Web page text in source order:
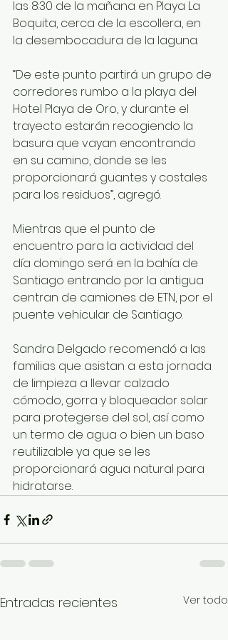
las 8:30 de la mañana en Playa La
Boquita, cerca de la escollera, en
la desembocadura de la laguna.
“De este punto partirá un grupo de
corredores rumbo a la playa del
Hotel Playa de Oro, y durante el
trayecto estarán recogiendo la
basura que vayan encontrando
en su camino, donde se les
proporcionará guantes y costales
para los residuos”, agregó.
Mientras que el punto de
encuentro para la actividad del
día domingo será en la bahía de
Santiago entrando por la antigua
centran de camiones de ETN, por el
puente vehicular de Santiago.
Sandra Delgado recomendó a las
familias que asistan a esta jornada
de limpieza a llevar calzado
cómodo, gorra y bloqueador solar
para protegerse del sol, así como
un termo de agua o bien un baso
reutilizable ya que se les
proporcionará agua natural para
hidratarse.
Entradas recientes Ver todo